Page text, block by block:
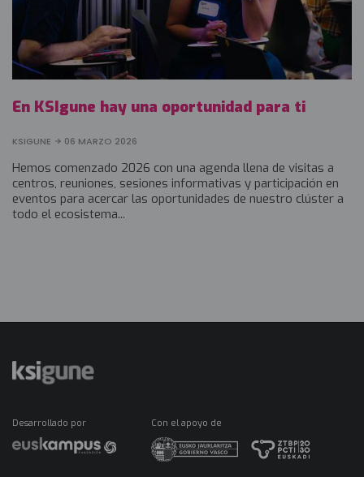
En KSIgune hay una oportunidad para ti
KSIGUNE 06 MARZO 2026
Hemos comenzado 2026 con una agenda llena de visitas a
centros, reuniones, sesiones informativas y participación en
eventos para acercar las oportunidades de nuestro clúster a
todo el ecosistema...
Desarrollado por Con el apoyo de